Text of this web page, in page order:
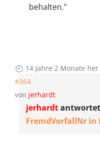
behalten."
14 Jahre 2 Monate her
#364
von jerhardt
jerhardt
FremdVorfallNr in